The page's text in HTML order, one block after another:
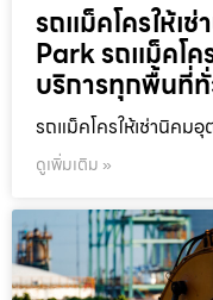
รถแม็คโครให้เ
Park รถแม็คโค
บริการทุกพื้นที่
รถแม็คโครให้เช่านิคม
ดูเพิ่มเติม »